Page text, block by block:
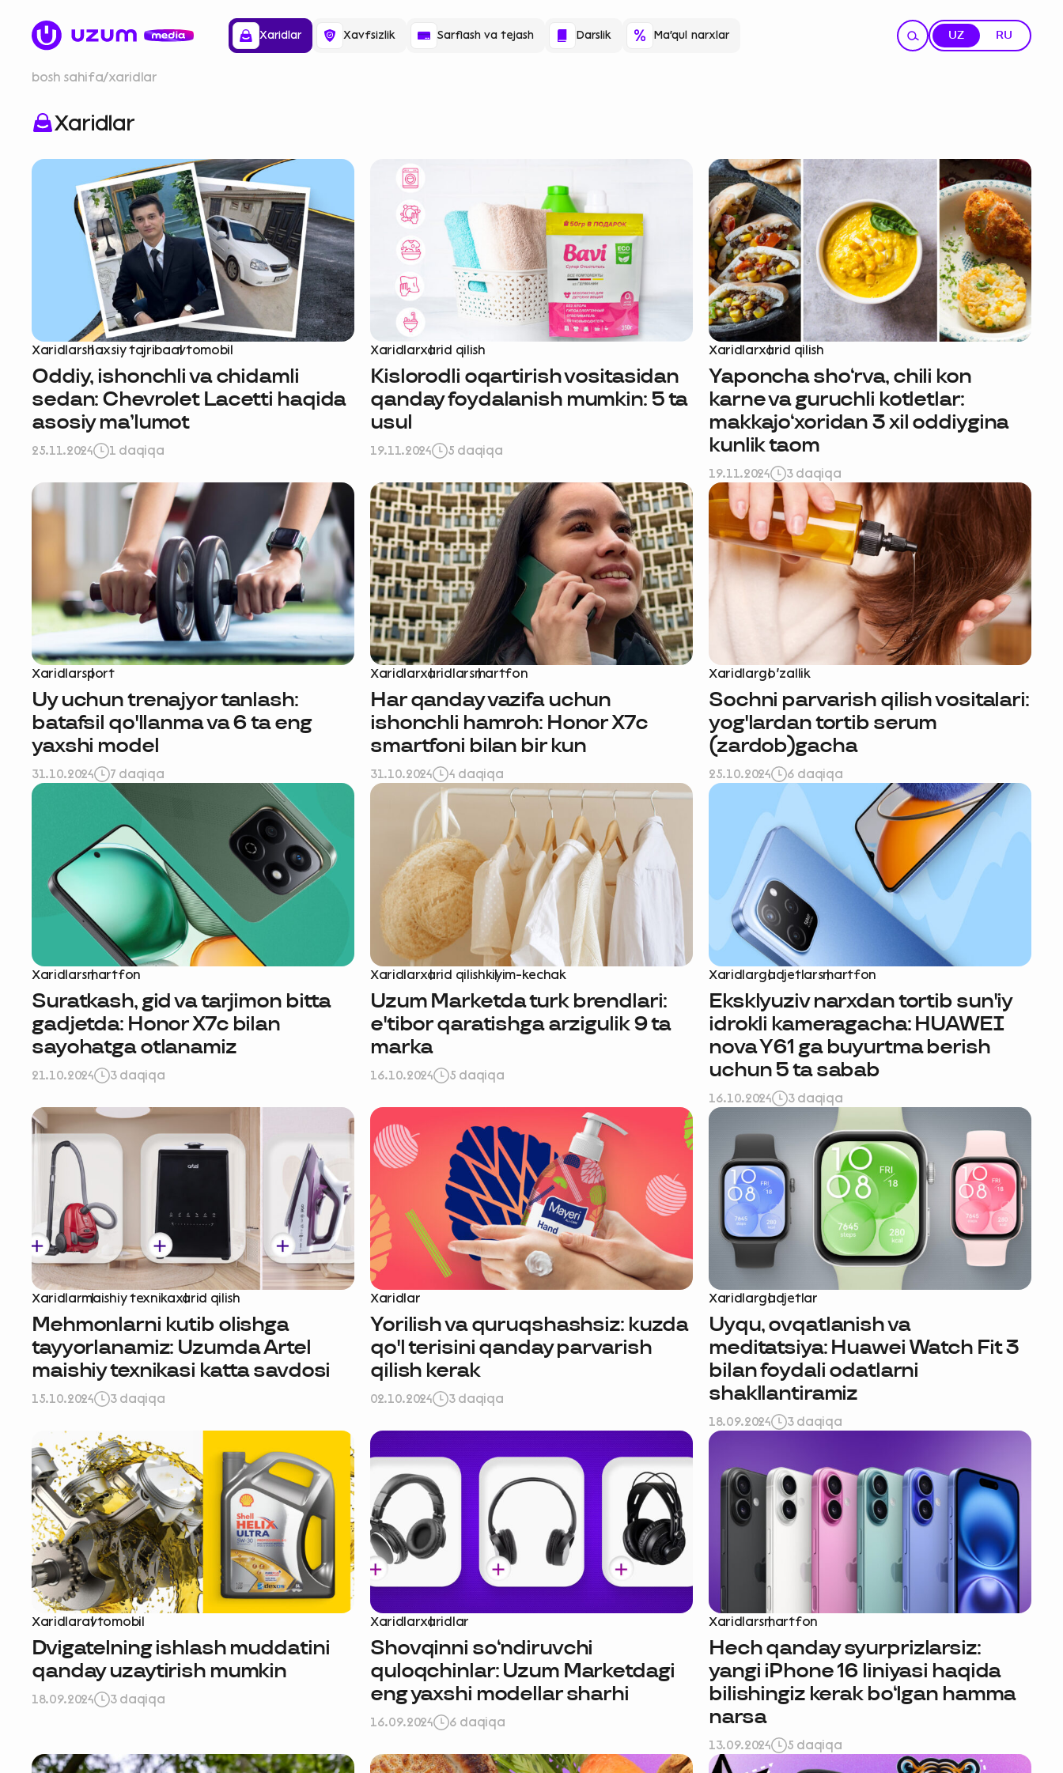
Xaridlar Xavfsizlik Sarflash va tejash Darslik Ma'qul narxlar UZ RU
bosh sahifa xaridlar
Xaridlar
Xaridlarshaxsiy tajribaavtomobil
Oddiy, ishonchli va chidamli
sedan: Chevrolet Lacetti haqida
asosiy ma’lumot
25.11.2024 1 daqiqa
Xaridlarxarid qilish
Kislorodli oqartirish vositasidan
qanday foydalanish mumkin: 5 ta
usul
19.11.2024 5 daqiqa
Xaridlarxarid qilish
Yaponcha sho‘rva, chili kon
karne va guruchli kotletlar:
makkajo‘xoridan 3 xil oddiygina
kunlik taom
19.11.2024 3 daqiqa
Xaridlarsport
Uy uchun trenajyor tanlash:
batafsil qo'llanma va 6 ta eng
yaxshi model
31.10.2024 7 daqiqa
Xaridlarxaridlarsmartfon
Har qanday vazifa uchun
ishonchli hamroh: Honor X7c
smartfoni bilan bir kun
31.10.2024 4 daqiqa
Xaridlargo‘zallik
Sochni parvarish qilish vositalari:
yog'lardan tortib sеrum
(zardob)gacha
25.10.2024 6 daqiqa
Xaridlarsmartfon
Suratkash, gid va tarjimon bitta
gadjetda: Honor X7c bilan
sayohatga otlanamiz
21.10.2024 3 daqiqa
Xaridlarxarid qilishkiyim-kechak
Uzum Marketda turk brendlari:
e'tibor qaratishga arzigulik 9 ta
marka
16.10.2024 5 daqiqa
Xaridlargadjetlarsmartfon
Eksklyuziv narxdan tortib sun'iy
idrokli kameragacha: HUAWEI
nova Y61 ga buyurtma berish
uchun 5 ta sabab
16.10.2024 3 daqiqa
Xaridlarmaishiy texnikaxarid qilish
Mehmonlarni kutib olishga
tayyorlanamiz: Uzumda Artel
maishiy texnikasi katta savdosi
15.10.2024 3 daqiqa
Xaridlar
Yorilish va quruqshashsiz: kuzda
qo'l terisini qanday parvarish
qilish kerak
02.10.2024 3 daqiqa
Xaridlargadjetlar
Uyqu, ovqatlanish va
meditatsiya: Huawei Watch Fit 3
bilan foydali odatlarni
shakllantiramiz
18.09.2024 3 daqiqa
Xaridlaravtomobil
Dvigatelning ishlash muddatini
qanday uzaytirish mumkin
18.09.2024 3 daqiqa
Xaridlarxaridlar
Shovqinni so‘ndiruvchi
quloqchinlar: Uzum Marketdagi
eng yaxshi modellar sharhi
16.09.2024 6 daqiqa
Xaridlarsmartfon
Hech qanday syurprizlarsiz:
yangi iPhone 16 liniyasi haqida
bilishingiz kerak bo‘lgan hamma
narsa
13.09.2024 5 daqiqa